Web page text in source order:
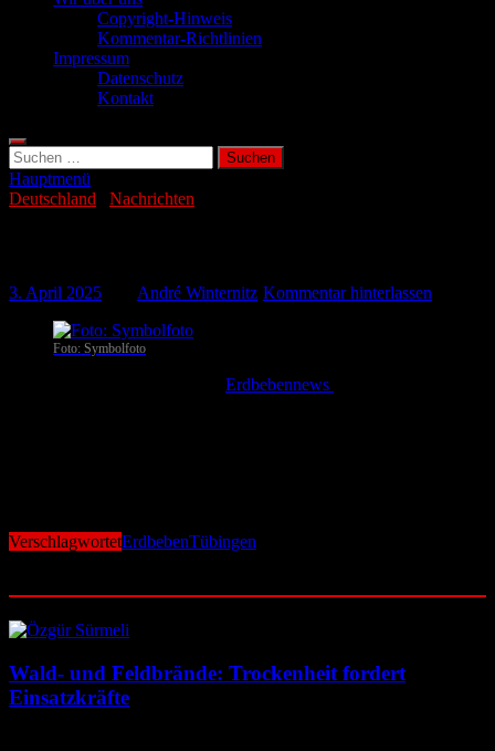
Copyright-Hinweis
Kommentar-Richtlinien
Impressum
Datenschutz
Kontakt
Suchen
nach:
Hauptmenü
Deutschland
Nachrichten
3. April 2025 André Winternitz Kommentar hinterlassen
Foto: Symbolfoto
Erdbebennews
VerschlagwortetErdbebenTübingen
Wald- und Feldbrände: Trockenheit fordert
Einsatzkräfte